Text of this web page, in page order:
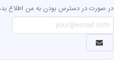
در صورت در دسترس بودن به من اطلاع